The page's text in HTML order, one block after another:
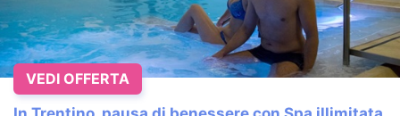
VEDI OFFERTA